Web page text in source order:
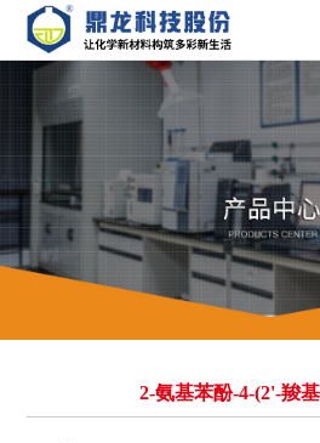
2-氨基苯酚-4-(2'-羧